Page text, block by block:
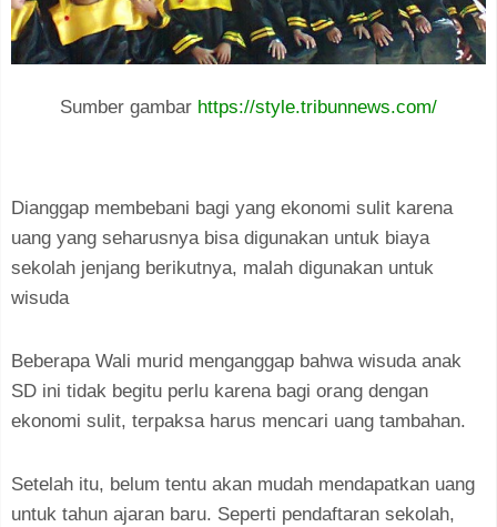
Sumber gambar https://style.tribunnews.com/
Dianggap membebani bagi yang ekonomi sulit karena
uang yang seharusnya bisa digunakan untuk biaya
sekolah jenjang berikutnya, malah digunakan untuk
wisuda
Beberapa Wali murid menganggap bahwa wisuda anak
SD ini tidak begitu perlu karena bagi orang dengan
ekonomi sulit, terpaksa harus mencari uang tambahan.
Setelah itu, belum tentu akan mudah mendapatkan uang
untuk tahun ajaran baru. Seperti pendaftaran sekolah,